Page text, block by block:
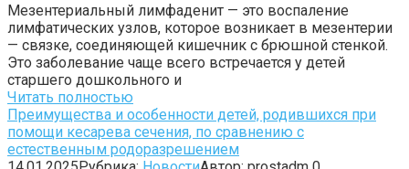
Мезентериальный лимфаденит — это воспаление
лимфатических узлов, которое возникает в мезентерии
— связке, соединяющей кишечник с брюшной стенкой.
Это заболевание чаще всего встречается у детей
старшего дошкольного и
Читать полностью
Преимущества и особенности детей, родившихся при
помощи кесарева сечения, по сравнению с
естественным родоразрешением